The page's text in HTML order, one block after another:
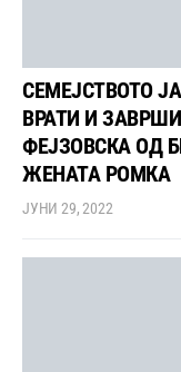
СЕМЕЈСТВОТО
ВРАТИ И
ФЕЈЗОВСКА ОД
ЖЕНАТА РОМКА
ЈУНИ 29, 2022